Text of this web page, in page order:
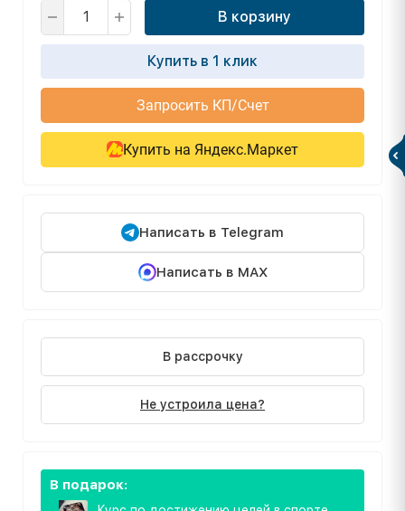
В корзину
Купить в 1 клик
Запросить КП/Счет
Купить на Яндекс.Маркет
Написать в Telegram
Написать в MAX
В рассрочку
Не устроила цена?
В подарок: